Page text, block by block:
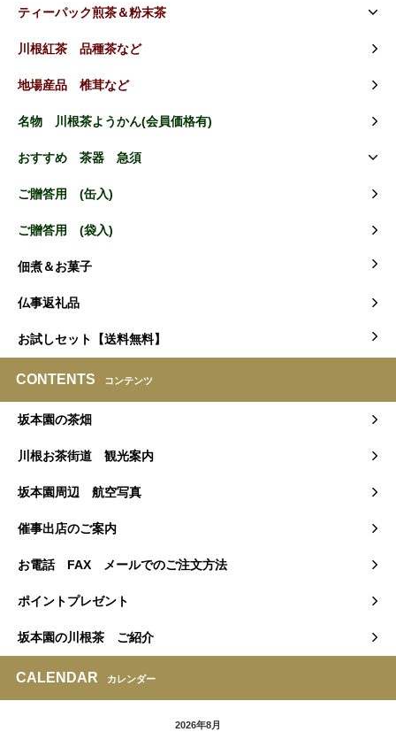
ティーパック煎茶＆粉末茶
川根紅茶 品種茶など
地場産品 椎茸など
名物 川根茶ようかん(会員価格有)
おすすめ 茶器 急須
ご贈答用 (缶入)
ご贈答用 (袋入)
佃煮＆お菓子
仏事返礼品
お試しセット【送料無料】
CONTENTS コンテンツ
坂本園の茶畑
川根お茶街道 観光案内
坂本園周辺 航空写真
催事出店のご案内
お電話 FAX メールでのご注文方法
ポイントプレゼント
坂本園の川根茶 ご紹介
CALENDAR カレンダー
2026年8月